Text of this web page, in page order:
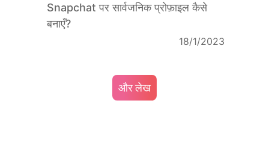
Snapchat पर सार्वजनिक प्रोफ़ाइल कैसे
बनाएँ?
18/1/2023
और लेख